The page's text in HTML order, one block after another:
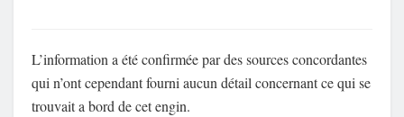
L’information a été confirmée par des sources concordantes
qui n’ont cependant fourni aucun détail concernant ce qui se
trouvait a bord de cet engin.